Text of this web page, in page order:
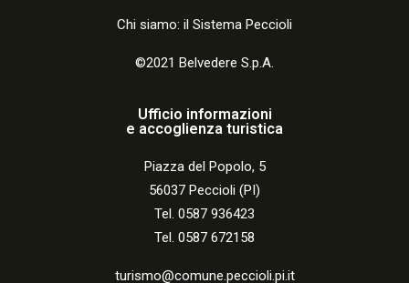
Chi siamo: il Sistema Peccioli
©2021 Belvedere S.p.A.
Ufficio informazioni
e accoglienza turistica
Piazza del Popolo, 5
56037 Peccioli (PI)
Tel. 0587 936423
Tel. 0587 672158
turismo@comune.peccioli.pi.it